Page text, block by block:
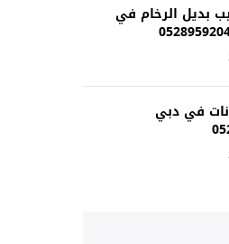
بديل الرخام في
في دبي